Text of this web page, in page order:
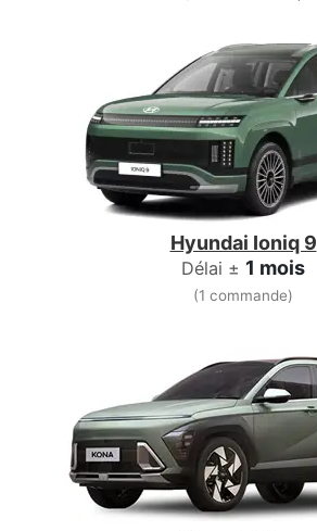
Hyundai Ioniq 9
Délai ± 1 mois
(1 commande)